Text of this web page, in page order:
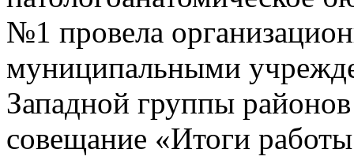
№1 провела
муниципальными
Западной группы районов
совещание «Итоги